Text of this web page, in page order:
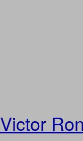
Victor